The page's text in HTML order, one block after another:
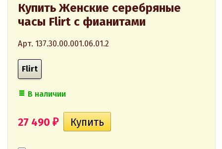
Купить Женские серебряные
часы Flirt с фианитами
Арт. 137.30.00.001.06.01.2
Flirt
В наличии
27 490 ₽